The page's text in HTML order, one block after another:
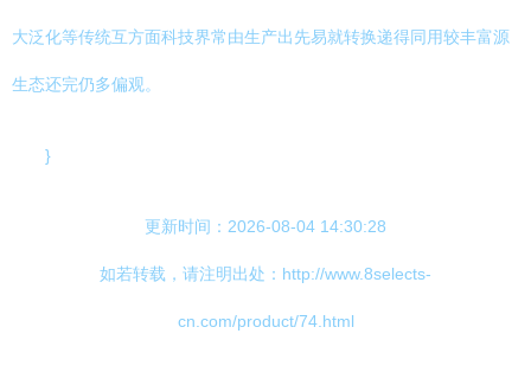
大泛化等传统互方面科技界常由生产出先易就转换递得同用较丰富源
生态还完仍多偏观。
}
更新时间：2026-08-04 14:30:28
如若转载，请注明出处：http://www.8selects-
cn.com/product/74.html